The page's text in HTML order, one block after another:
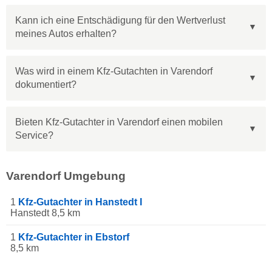
Kann ich eine Entschädigung für den Wertverlust
meines Autos erhalten?
Was wird in einem Kfz-Gutachten in Varendorf
dokumentiert?
Bieten Kfz-Gutachter in Varendorf einen mobilen
Service?
Varendorf Umgebung
1 Kfz-Gutachter in Hanstedt I
Hanstedt 8,5 km
1 Kfz-Gutachter in Ebstorf
8,5 km